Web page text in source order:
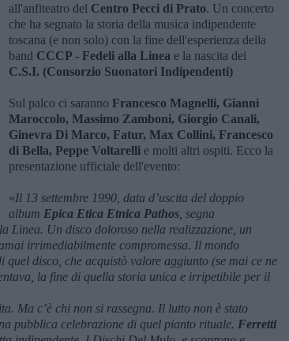
all'anfiteatro del Centro Pecci di Prato. Un concerto
che ha segnato la storia della musica indipendente
toscana (e non solo) con la fine dell'esperienza della
band CCCP - Fedeli alla Linea e la nascita dei
C.S.I. (Consorzio Suonatori Indipendenti)
Sul palco ci saranno Francesco Magnelli, Gianni
Maroccolo, Massimo Zamboni, Giorgio Canali,
Ginevra Di Marco, Fatur, Max Collini, Francesco
di Bella, Peppe Voltarelli e molti altri ospiti. Ecco la
presentazione ufficiale dell'evento:
«Il 13 settembre 1990, data d’uscita del doppio
album Epica Etica Etnica Pathos , segna
Linea. Un disco doloroso nella realizzazione, un
irrimediabilmente compromessa. Il mondo
quel disco, che acquistò valore aggiunto (se mai ce ne
la fine di quella storia unica e irripetibile per il
Ma c’è chi non si rassegna. Il lutto non è stato
pubblica celebrazione di quel pianto rituale. Ferretti